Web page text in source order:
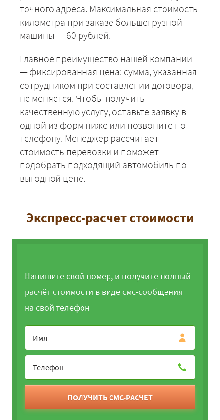
точного адреса. Максимальная стоимость
километра при заказе большегрузной
машины — 60 рублей.
Главное преимущество нашей компании
— фиксированная цена: сумма, указанная
сотрудником при составлении договора,
не меняется. Чтобы получить
качественную услугу, оставьте заявку в
одной из форм ниже или позвоните по
телефону. Менеджер рассчитает
стоимость перевозки и поможет
подобрать подходящий автомобиль по
выгодной цене.
Экспресс-расчет стоимости
Напишите свой номер, и получите полный
расчёт стоимости в виде смс-сообщения
на свой телефон
ПОЛУЧИТЬ СМС-РАСЧЕТ